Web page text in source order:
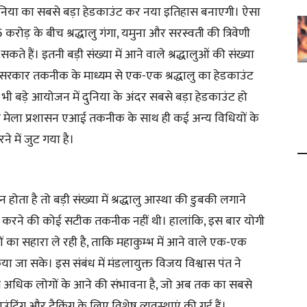
का सबसे बड़ा हेडकाउंट कर नया इतिहास बनाएगी। ऐसा
के बीच श्रद्धालु गंगा, यमुना और सरस्वती की त्रिवेणी
हैं। इतनी बड़ी संख्या में आने वाले श्रद्धालुओं की संख्या
तकनीक के माध्यम से एक-एक श्रद्धालु का हेडकाउंट
भी बड़े आयोजन में दुनिया के अंदर सबसे बड़ा हेडकाउंट हो
मेला प्रशासन एआई तकनीक के साथ ही कई अन्य विधियों के
में जुट गया है।
है तो बड़ी संख्या में श्रद्धालु आस्था की डुबकी लगाने
की कोई सटीक तकनीक नहीं थी। हालांकि, इस बार योगी
सहारा ले रही है, ताकि महाकुम्भ में आने वाले एक-एक
जा सके। इस संबंध में मंडलायुक्त विजय विश्वास पंत ने
अधिक लोगों के आने की संभावना है, जो अब तक का सबसे